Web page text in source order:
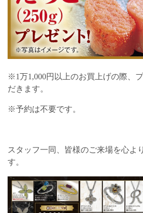
※1万1,000円以上のお買上げの際、
だきます。
※予約は不要です。
スタッフ一同、皆様のご来場を心よ
す。